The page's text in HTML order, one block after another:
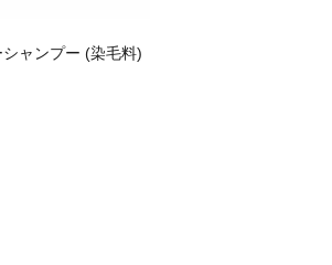
ャンプー (染毛料)